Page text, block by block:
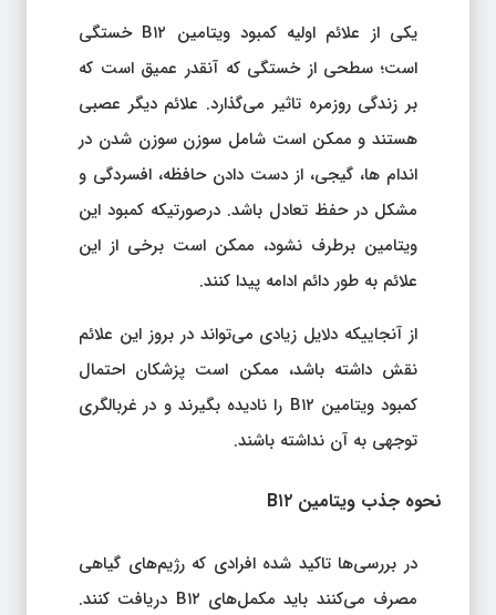
یکی از علائم اولیه کمبود ویتامین B۱۲ خستگی
است؛ سطحی از خستگی که آنقدر عمیق است که
بر زندگی روزمره تاثیر می‌گذارد. علائم دیگر عصبی
هستند و ممکن است شامل سوزن سوزن شدن در
اندام ها، گیجی، از دست دادن حافظه، افسردگی و
مشکل در حفظ تعادل باشد. درصورتیکه کمبود این
ویتامین برطرف نشود، ممکن است برخی از این
علائم به طور دائم ادامه پیدا کنند.
از آنجاییکه دلایل زیادی می‌تواند در بروز این علائم
نقش داشته باشد، ممکن است پزشکان احتمال
کمبود ویتامین B۱۲ را نادیده بگیرند و در غربالگری
توجهی به آن نداشته باشند.
نحوه جذب ویتامین B۱۲
در بررسی‌ها تاکید شده افرادی که رژیم‌های گیاهی
مصرف می‌کنند باید مکمل‌های B۱۲ دریافت کنند.